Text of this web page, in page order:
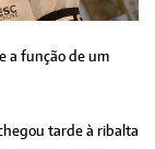
a função de um
tarde à ribalta